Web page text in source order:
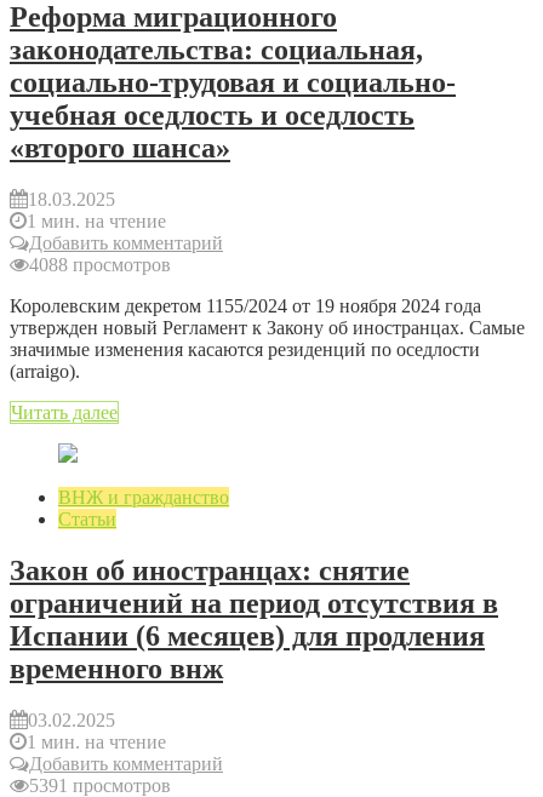
Реформа миграционного
законодательства: социальная,
социально-трудовая и социально-
учебная оседлость и оседлость
«второго шанса»
18.03.2025
1 мин. на чтение
Добавить комментарий
4088 просмотров
Королевским декретом 1155/2024 от 19 ноября 2024 года
утвержден новый Регламент к Закону об иностранцах. Самые
значимые изменения касаются резиденций по оседлости
(arraigo).
Читать далее
ВНЖ и гражданство
Статьи
Закон об иностранцах: снятие
ограничений на период отсутствия в
Испании (6 месяцев) для продления
временного внж
03.02.2025
1 мин. на чтение
Добавить комментарий
5391 просмотров